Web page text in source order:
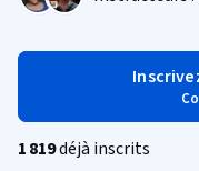
1 819déjà inscrits